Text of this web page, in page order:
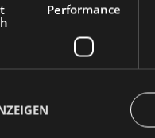
with Veal 1kg ist ein
von Welpen aller
zum 12. Lebensmonat
Entwicklung des
Performance